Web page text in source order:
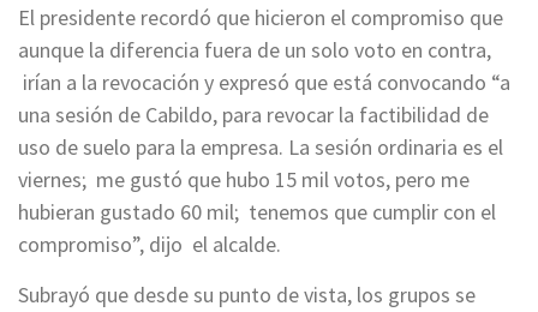
El presidente recordó que hicieron el compromiso que
aunque la diferencia fuera de un solo voto en contra,
irían a la revocación y expresó que está convocando “a
una sesión de Cabildo, para revocar la factibilidad de
uso de suelo para la empresa. La sesión ordinaria es el
viernes; me gustó que hubo 15 mil votos, pero me
hubieran gustado 60 mil; tenemos que cumplir con el
compromiso”, dijo el alcalde.
Subrayó que desde su punto de vista, los grupos se